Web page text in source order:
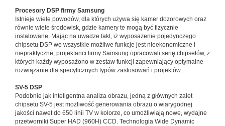
Procesory DSP firmy Samsung
Istnieje wiele powodów, dla których używa się kamer dozorowych oraz
równie wiele środowisk, gdzie kamery te mogą być fizycznie
instalowane. Mając na uwadze fakt, iż wyposażenie pojedynczego
chipsetu DSP we wszystkie możliwe funkcje jest nieekonomiczne i
niepraktyczne, projektanci firmy Samsung opracowali serię chipsetów, z
których każdy wyposażono w zestaw funkcji zapewniający optymalne
rozwiązanie dla specyficznych typów zastosowań i projektów.
SV-5 DSP
Podobnie jak inteligentna analiza obrazu, jedną z głównych zalet
chipsetu SV-5 jest możliwość generowania obrazu o wiarygodnej
jakości nawet do 650 linii TV w kolorze, co umożliwiają nowe, wydajne
przetworniki Super HAD (960H) CCD. Technologia Wide Dynamic